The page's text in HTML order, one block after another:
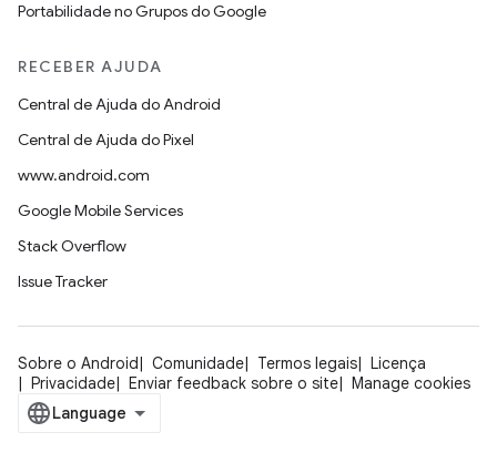
Portabilidade no Grupos do Google
RECEBER AJUDA
Central de Ajuda do Android
Central de Ajuda do Pixel
www.android.com
Google Mobile Services
Stack Overflow
Issue Tracker
Sobre o Android Comunidade Termos legais
Licença
Privacidade
Enviar feedback sobre o site Manage cookies